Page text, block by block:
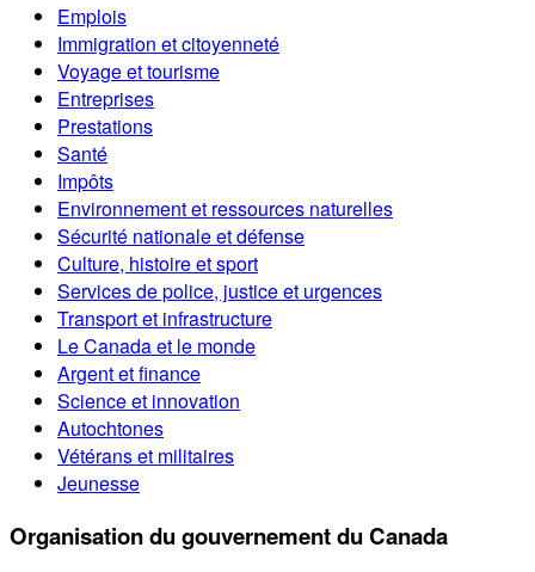
Emplois
Immigration et citoyenneté
Voyage et tourisme
Entreprises
Prestations
Santé
Impôts
Environnement et ressources naturelles
Sécurité nationale et défense
Culture, histoire et sport
Services de police, justice et urgences
Transport et infrastructure
Le Canada et le monde
Argent et finance
Science et innovation
Autochtones
Vétérans et militaires
Jeunesse
Organisation du gouvernement du Canada